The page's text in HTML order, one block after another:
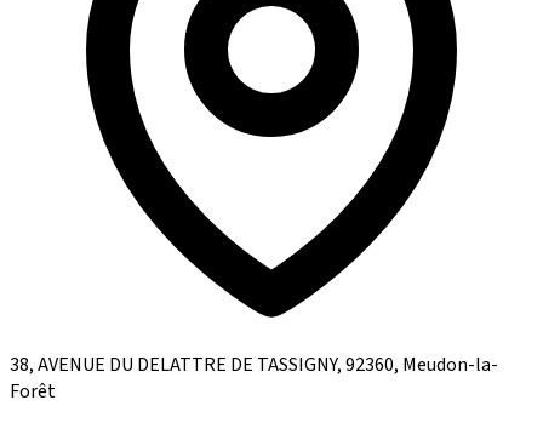
38, AVENUE DU DELATTRE DE TASSIGNY, 92360, Meudon-la-
Forêt